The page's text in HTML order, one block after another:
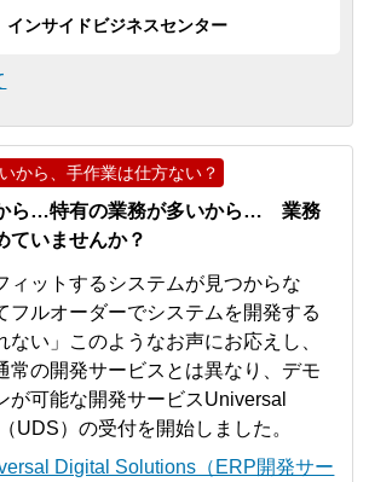
インサイドビジネスセンター
から、手作業は仕方ない？
ら…特有の業務が多いから… 業務
ていませんか？
ィットするシステムが見つからな
フルオーダーでシステムを開発する
ない」このようなお声にお応えし、
常の開発サービスとは異なり、デモ
が可能な開発サービスUniversal
UDS）の受付を開始しました。
Digital Solutions（ERP開発サー